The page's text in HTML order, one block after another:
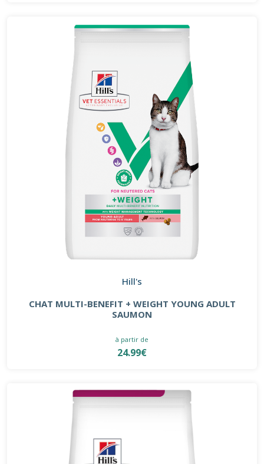
Hill's
CHAT MULTI-BENEFIT + WEIGHT YOUNG ADULT
SAUMON
à partir de
24.99€